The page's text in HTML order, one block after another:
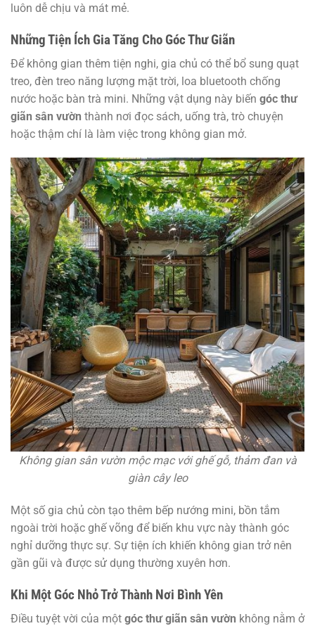
luôn dễ chịu và mát mẻ.
Những Tiện Ích Gia Tăng Cho Góc Thư Giãn
Để không gian thêm tiện nghi, gia chủ có thể bổ sung quạt
treo, đèn treo năng lượng mặt trời, loa bluetooth chống
nước hoặc bàn trà mini. Những vật dụng này biến góc thư
giãn sân vườn thành nơi đọc sách, uống trà, trò chuyện
hoặc thậm chí là làm việc trong không gian mở.
Không gian sân vườn mộc mạc với ghế gỗ, thảm đan và
giàn cây leo
Một số gia chủ còn tạo thêm bếp nướng mini, bồn tắm
ngoài trời hoặc ghế võng để biến khu vực này thành góc
nghỉ dưỡng thực sự. Sự tiện ích khiến không gian trở nên
gần gũi và được sử dụng thường xuyên hơn.
Khi Một Góc Nhỏ Trở Thành Nơi Bình Yên
Điều tuyệt vời của một góc thư giãn sân vườn không nằm ở